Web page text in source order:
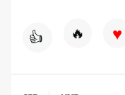
👍 🔥 ♥